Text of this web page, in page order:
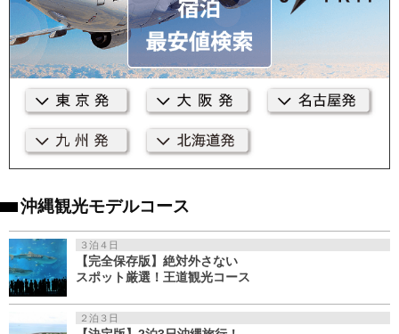
沖縄観光モデルコース
３泊４日
【完全保存版】絶対外さない
スポット厳選！王道観光コース
２泊３日